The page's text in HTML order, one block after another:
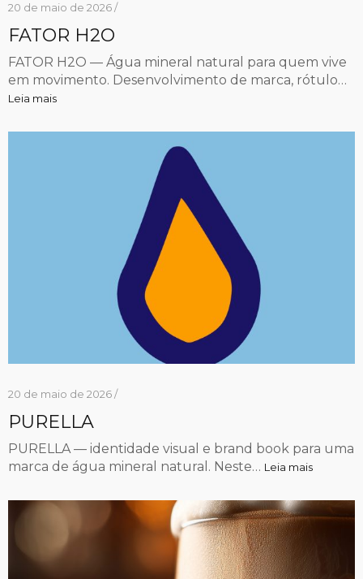
20 de maio de 2026 /
FATOR H2O
FATOR H2O — Água mineral natural para quem vive
em movimento. Desenvolvimento de marca, rótulo…
Leia mais
20 de maio de 2026 /
PURELLA
PURELLA — identidade visual e brand book para uma
marca de água mineral natural. Neste… Leia mais